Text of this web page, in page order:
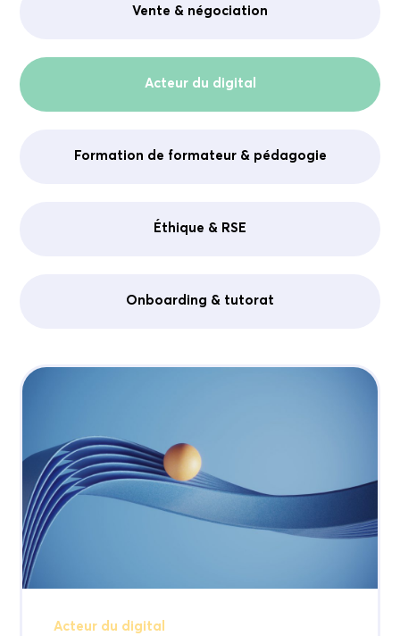
Vente & négociation
Acteur du digital
Formation de formateur & pédagogie
Éthique & RSE
Onboarding & tutorat
Acteur du digital